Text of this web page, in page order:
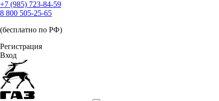
+7 (985) 723-84-59
8 800 505-25-65
(бесплатно по РФ)
Регистрация
Вход